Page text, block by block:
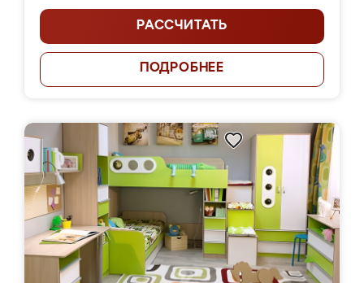
РАССЧИТАТЬ
ПОДРОБНЕЕ